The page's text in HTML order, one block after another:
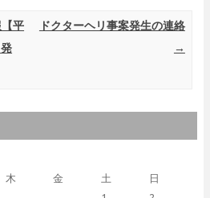
平
ドクターヘリ事案発生の連絡
→
木 金 土 日